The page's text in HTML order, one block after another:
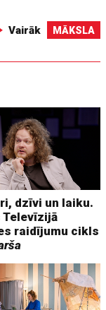
Vairāk MĀKSLA
dzīvi un laiku.
raidījumu cikls